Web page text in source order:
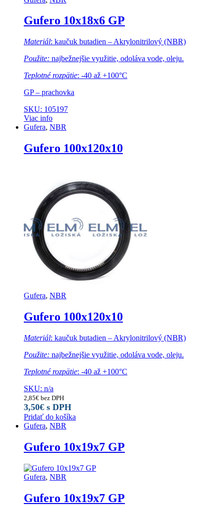
Gufero 10x18x6 GP
Materiál: kaučuk butadien – Akrylonitrilový (NBR)
Použite: najbežnejšie využitie, odoláva vode, oleju.
Teplotné rozpätie: -40 až +100°C
GP – prachovka
SKU: 105197
Viac info
Gufera, NBR
Gufero 100x120x10
Gufera, NBR
Gufero 100x120x10
Materiál: kaučuk butadien – Akrylonitrilový (NBR)
Použite: najbežnejšie využitie, odoláva vode, oleju.
Teplotné rozpätie: -40 až +100°C
SKU: n/a
2,85€ bez DPH
3,50€ s DPH
Pridať do košíka
Gufera, NBR
Gufero 10x19x7 GP
Gufera, NBR
Gufero 10x19x7 GP